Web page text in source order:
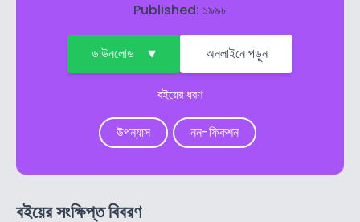
Published: ১৯৯৮
ডাউনলোড অনলাইনে পড়ুন
বইয়ের ধরণ
উপন্যাস নন-ফিকশন
বইয়ের সংক্ষিপ্ত বিবরণ